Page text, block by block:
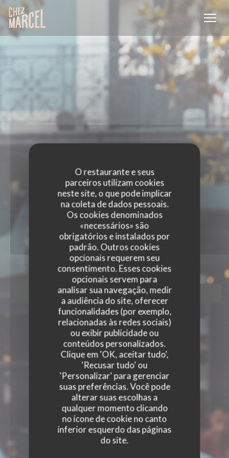
Painel de Gerenciamento de Cookies
O restaurante e seus
parceiros utilizam cookies
neste site, o que pode implicar
na coleta de dados pessoais.
Os cookies denominados
«necessários» são
obrigatórios e instalados por
padrão. Outros cookies
opcionais requerem seu
consentimento. Esses cookies
opcionais servem para
analisar sua navegação, medir
a audiência do site, oferecer
funcionalidades (por exemplo,
relacionadas às redes sociais)
ou exibir publicidade ou
conteúdos personalizados.
Clique em 'OK, aceitar tudo',
'Recusar tudo' ou
'Personalizar' para gerenciar
suas preferências. Você pode
alterar suas escolhas a
qualquer momento clicando
no ícone de cookie no canto
inferior esquerdo das páginas
do site.
RESERVAR UMA MESA